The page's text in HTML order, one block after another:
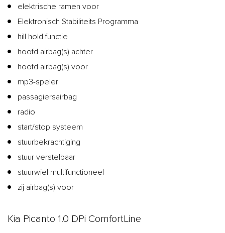
elektrische ramen voor
Elektronisch Stabiliteits Programma
hill hold functie
hoofd airbag(s) achter
hoofd airbag(s) voor
mp3-speler
passagiersairbag
radio
start/stop systeem
stuurbekrachtiging
stuur verstelbaar
stuurwiel multifunctioneel
zij airbag(s) voor
Kia Picanto 1.0 DPi ComfortLine